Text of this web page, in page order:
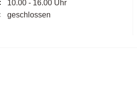
10.00 - 16.00 Uhr
geschlossen